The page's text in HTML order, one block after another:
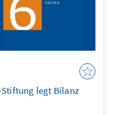
legt Bilanz